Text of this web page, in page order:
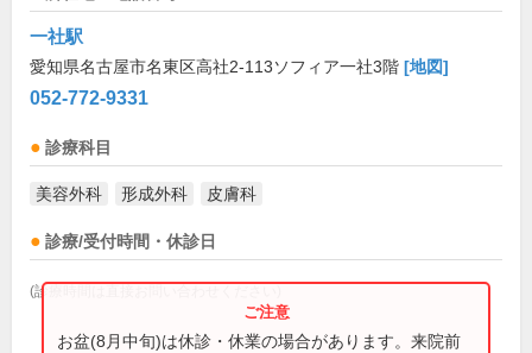
一社駅
愛知県名古屋市名東区高社2-113ソフィア一社3階 [地図]
052-772-9331
診療科目
美容外科 形成外科 皮膚科
診療/受付時間・休診日
(診療時間は直接お問い合わせください)
お盆(8月中旬)は休診・休業の場合があります。来院前